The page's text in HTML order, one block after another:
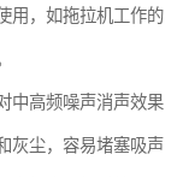
用，如拖拉机工作的
中高频噪声消声效果
灰尘，容易堵塞吸声